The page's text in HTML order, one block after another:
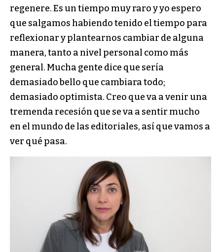
regenere. Es un tiempo muy raro y yo espero
que salgamos habiendo tenido el tiempo para
reflexionar y plantearnos cambiar de alguna
manera, tanto a nivel personal como más
general. Mucha gente dice que sería
demasiado bello que cambiara todo;
demasiado optimista. Creo que va a venir una
tremenda recesión que se va a sentir mucho
en el mundo de las editoriales, así que vamos a
ver qué pasa.